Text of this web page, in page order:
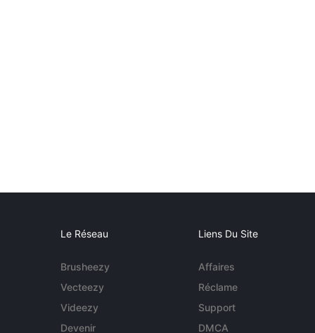
Le Réseau
Brusheezy
Vecteezy
Videezy
Devenir
Liens Du Site
Affaires
Réclame
Support
DMCA